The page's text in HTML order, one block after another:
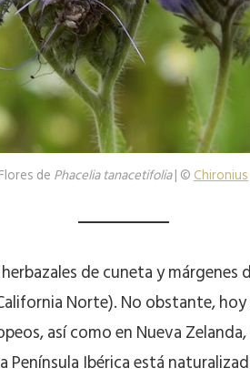
Flores de Phacelia tanacetifolia| © Chironius
de cuneta y
Norte). No obstante,
así como en Nueva
Ibérica está